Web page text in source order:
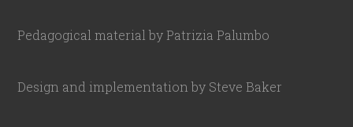
Pedagogical material by Patrizia Palumbo
Design and implementation by Steve Baker